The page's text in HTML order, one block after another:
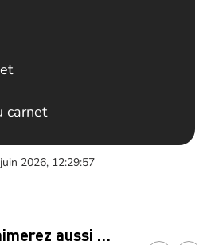
carnet
2026, 12:29:57
aussi …